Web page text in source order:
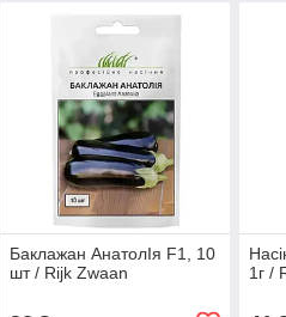
Баклажан АнатолІя F1, 10
шт / Rijk Zwaan
1г /